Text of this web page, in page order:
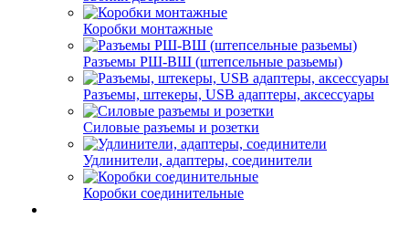
Коробки монтажные
Разъемы РШ-ВШ (штепсельные разьемы)
Разъемы, штекеры, USB адаптеры, аксессуары
Силовые разъемы и розетки
Удлинители, адаптеры, соединители
Коробки соединительные